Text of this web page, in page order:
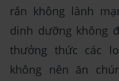
rắn không lành
dinh dưỡng không
thưởng thức các
không nên ăn